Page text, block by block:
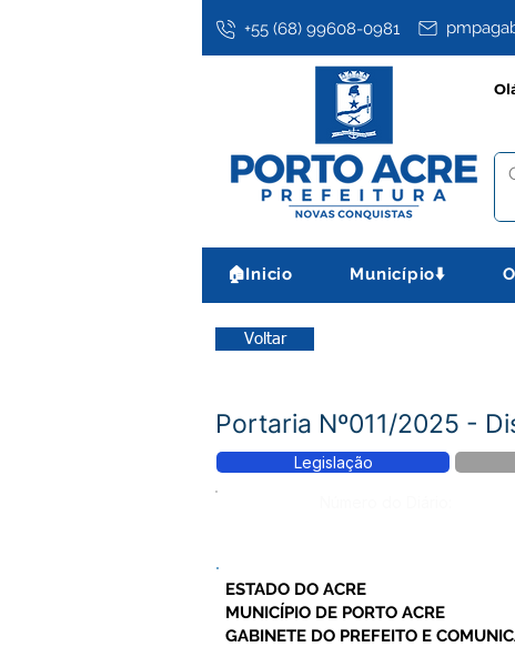
+55 (68) 99608-0981
🏠Inicio Município⬇️
Voltar
Portaria Nº011/2025 -
Legislação
ESTADO DO ACRE
MUNICÍPIO DE PORTO ACRE
GABINETE DO PREFEITO E